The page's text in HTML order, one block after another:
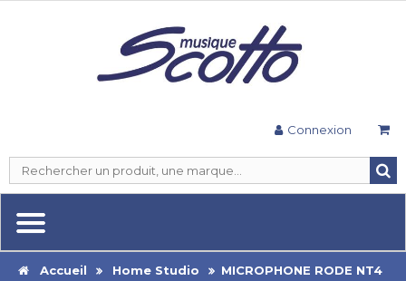
Connexion
Accueil Home Studio MICROPHONE RODE NT4